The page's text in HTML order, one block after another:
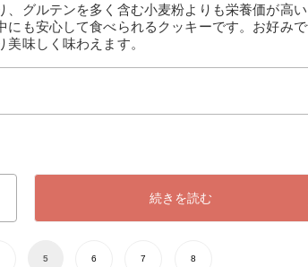
グルテンを多く含む小麦粉よりも栄養価が高い
も安心して食べられるクッキーです。お好み
味しく味わえます。
続きを読む
5 6 7 8